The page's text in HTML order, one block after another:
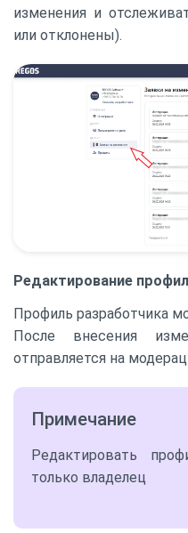
изменения и
или отклонены).
Редактирование
Профиль разработчика
После внесения
отправляется на
Примечание
Редактировать
только владелец